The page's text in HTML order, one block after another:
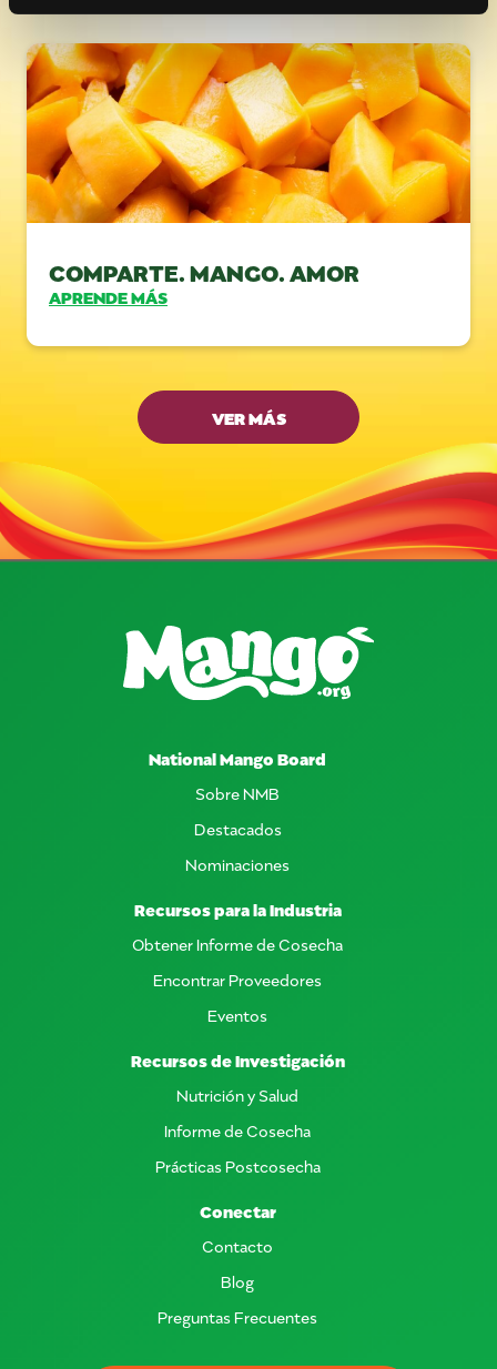
COMPARTE. MANGO. AMOR
APRENDE MÁS
VER MÁS
National Mango Board
Sobre NMB
Destacados
Nominaciones
Recursos para la Industria
Obtener Informe de Cosecha
Encontrar Proveedores
Eventos
Recursos de Investigación
Nutrición y Salud
Informe de Cosecha
Prácticas Postcosecha
Conectar
Contacto
Blog
Preguntas Frecuentes